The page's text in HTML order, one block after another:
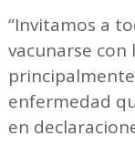
“Invitamos a
vacunarse con
enfermedad
en